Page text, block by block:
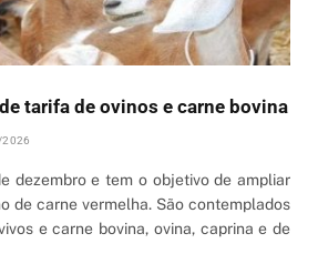
tarifa de ovinos e carne bovina
dezembro e tem o objetivo de ampliar
de carne vermelha. São contemplados
e carne bovina, ovina, caprina e de